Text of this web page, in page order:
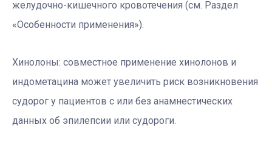
желудочно-кишечного кровотечения (см. Раздел
«Особенности применения»).
Хинолоны: совместное применение хинолонов и
индометацина может увеличить риск возникновения
судорог у пациентов с или без анамнестических
данных об эпилепсии или судороги.